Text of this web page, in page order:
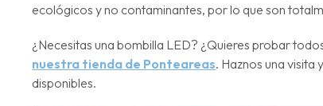
ecológicos y no contaminantes, por lo que son
¿Necesitas una bombilla LED? ¿Quieres probar
nuestra tienda de Ponteareas. Haznos una
disponibles.